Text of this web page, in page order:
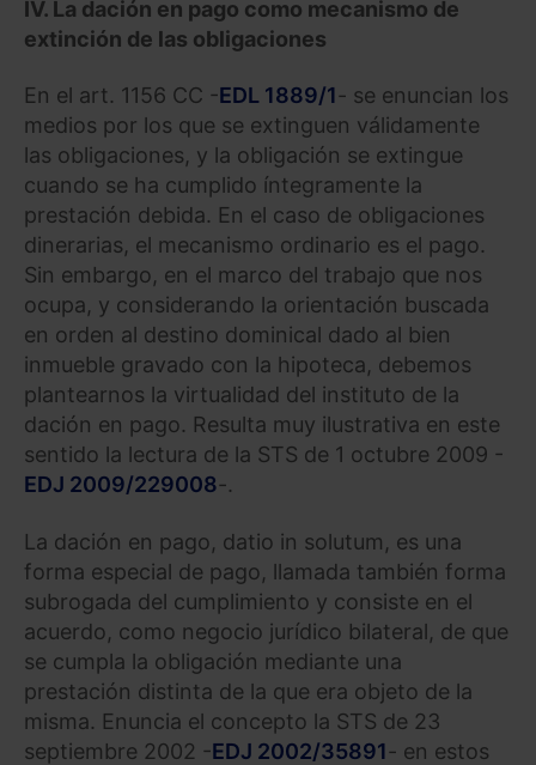
Saber más acerca de las cookies
IV. La dación en pago como mecanismo de
extinción de las obligaciones
En el art. 1156 CC -EDL 1889/1- se enuncian los
medios por los que se extinguen válidamente
las obligaciones, y la obligación se extingue
cuando se ha cumplido íntegramente la
prestación debida. En el caso de obligaciones
dinerarias, el mecanismo ordinario es el pago.
Sin embargo, en el marco del trabajo que nos
ocupa, y considerando la orientación buscada
en orden al destino dominical dado al bien
inmueble gravado con la hipoteca, debemos
plantearnos la virtualidad del instituto de la
dación en pago. Resulta muy ilustrativa en este
sentido la lectura de la STS de 1 octubre 2009 -
EDJ 2009/229008-.
La dación en pago, datio in solutum, es una
forma especial de pago, llamada también forma
subrogada del cumplimiento y consiste en el
acuerdo, como negocio jurídico bilateral, de que
se cumpla la obligación mediante una
prestación distinta de la que era objeto de la
misma. Enuncia el concepto la STS de 23
septiembre 2002 -EDJ 2002/35891- en estos